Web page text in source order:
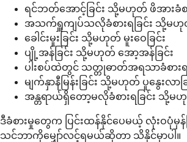
ရင်ဘတ်အောင့်ခြင်း သို့မဟုတ် ဖိအားခံစာ
အသက်ရှူကျပ်သလိုခံစားရခြင်း သို့မဟု
ခေါင်းမူးခြင်း သို့မဟုတ် မူးဝေခြင်း
ပျို့အန်ခြင်း သို့မဟုတ် အော့အန်ခြင်း
ပါးစပ်ထဲတွင် သတ္တုဓာတ်အရသာခံစားရ
မျက်နှာနီမြန်းခြင်း သို့မဟုတ် ပူနွေးလာခ
အန္တရာယ်ရှိတော့မလိုခံစားရခြင်း သို့မဟု
ဒီခံစားမှုတွေက ပြင်းထန်နိုင်ပေမယ့် လုံးဝပုံမှ
သင်ဘာကိုမျှော်လင့်ရမယ်ဆိုတာ သိနိုင်မှာပါ။